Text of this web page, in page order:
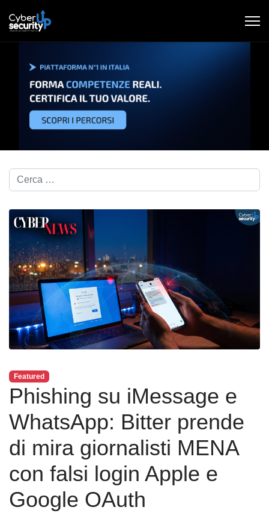
Cerca nel blog...
Featured
Phishing su iMessage e
WhatsApp: Bitter prende
di mira giornalisti MENA
con falsi login Apple e
Google OAuth